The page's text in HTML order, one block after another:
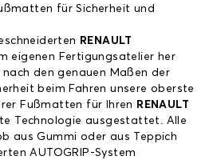
für Sicherheit und
RENAULT
eigenen Fertigungsatelier her
den genauen Maßen der
beim Fahren unsere oberste
Fußmatten für Ihren RENAULT
Technologie ausgestattet. Alle
aus Gummi oder aus Teppich
AUTOGRIP-System